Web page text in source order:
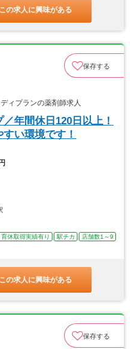
この求人に興味がある
保存する
プランの薬剤師求人
年間休日120日以上！
い環境です！
育休取得実績有り 駅チカ
店舗数1～9
この求人に興味がある
保存する